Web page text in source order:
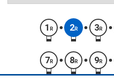
1 R 2R 3R
7 R 8R 9R